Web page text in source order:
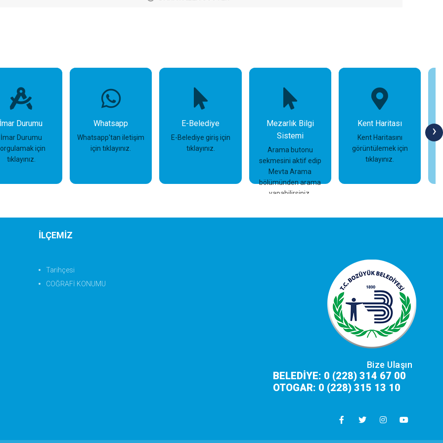
›
İmar Durumu
İmar Durumu
için
tıklayınız.
Whatsapp
Whatsapp'tan iletişim
için tıklayınız.
E-Belediye
E-Belediye giriş için
tıklayınız.
Mezarlık Bilgi
Sistemi
Arama butonu
sekmesini aktif edip
Mevta Arama
bölümünden arama
yapabilirsiniz.
İncele
Kent Haritası
Kent Haritasını
görüntülemek için
tıklayınız.
İLÇEMİZ
Tarihçesi
COĞRAFİ KONUMU
Bize Ulaşın
BELEDİYE: 0 (228) 314 67 00
OTOGAR: 0 (228) 315 13 10